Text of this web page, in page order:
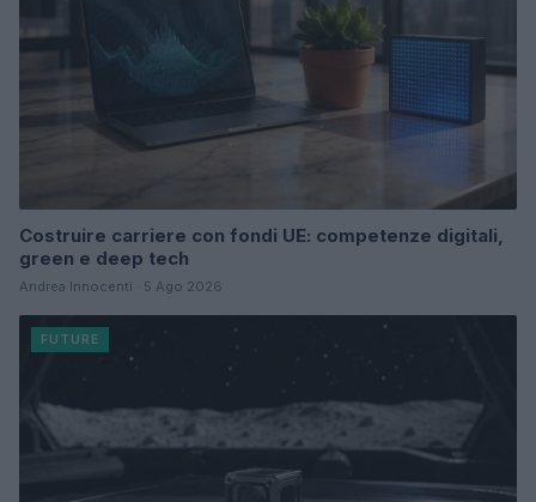
Costruire carriere con fondi UE: competenze digitali,
green e deep tech
Andrea Innocenti · 5 Ago 2026
FUTURE